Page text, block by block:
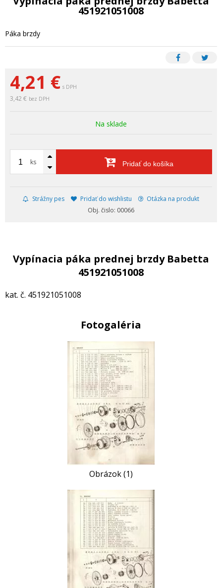
4,21 € s DPH
3,42 € bez DPH
Na sklade
ks Pridať do košíka
Strážny pes Pridať do wishlistu
Otázka na produkt
Obj. čislo: 00066
451921051008
Páka brzdy
Vypínacia páka prednej brzdy Babetta
451921051008
kat. č. 451921051008
Fotogaléria
Obrázok (1)